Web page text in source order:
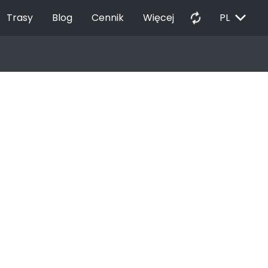
Trasy Blog Cennik Więcej autorenew PL EXPAND_MORE